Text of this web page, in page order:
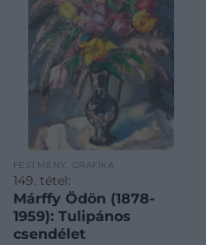
FESTMÉNY, GRAFIKA
149. tétel:
Márffy Ödön (1878-
1959): Tulipános
csendélet